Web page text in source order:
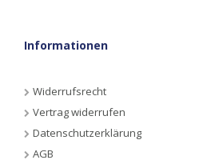
Informationen
Widerrufsrecht
Vertrag widerrufen
Datenschutzerklärung
AGB